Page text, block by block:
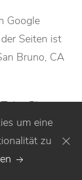
Google
Seiten ist
Bruno, CA
Plugin
eine
hergestellt.
welche
um eine
zu